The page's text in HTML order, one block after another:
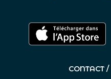
CONTACT /